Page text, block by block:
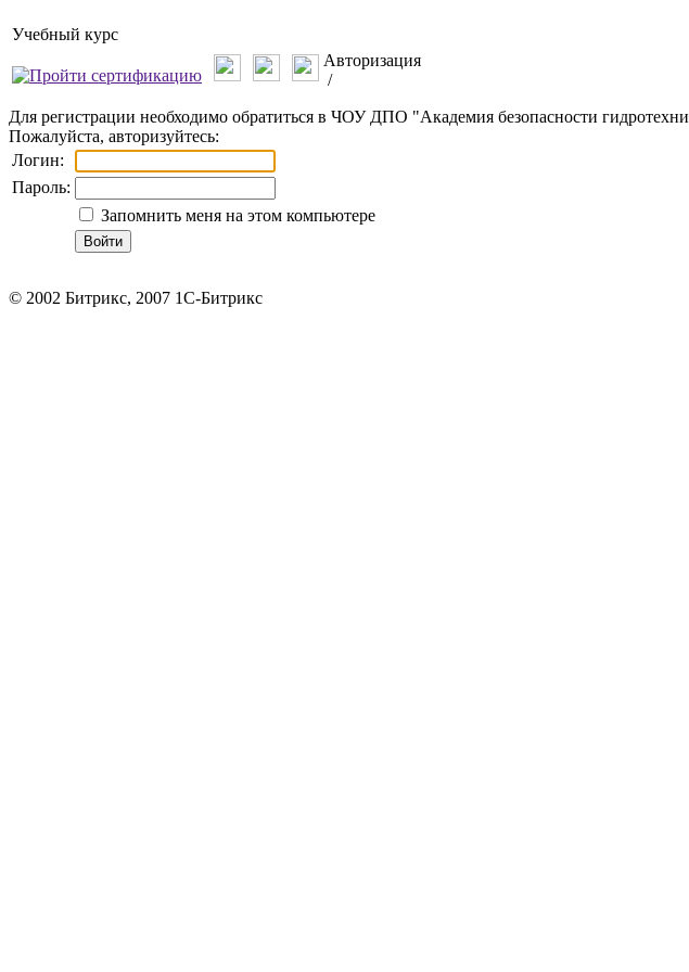
Учебный курс
Авторизация
/
Для регистрации необходимо обратиться в ЧОУ ДПО "Академия безопасности
Пожалуйста, авторизуйтесь:
Логин:
Пароль:
Запомнить меня на этом компьютере
© 2002 Битрикс, 2007 1C-Битрикс